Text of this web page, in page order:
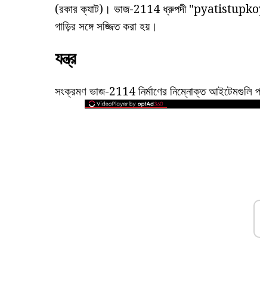
(রকার ক্যাট)। ভাজ-2114 ধ্রুপদী
গাড়ির সঙ্গে সজ্জিত করা হয়।
যন্ত্র
সংক্রমণ ভাজ-2114 নির্মাণের নিম্নোক্ত আইটেমগুলি